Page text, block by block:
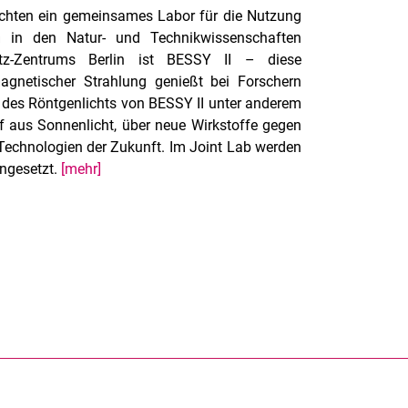
ein gemeinsames Labor für die Nutzung
in den Natur- und Technikwissenschaften
Zentrums Berlin ist BESSY II – diese
Strahlung genießt bei Forschern
Röntgenlichts von BESSY II unter anderem
Sonnenlicht, über neue Wirkstoffe gegen
der Zukunft. Im Joint Lab werden
[mehr]
Link, öffnet neues Fenster)
(externer Link, öffnet neues Fenster)
Kassel auf